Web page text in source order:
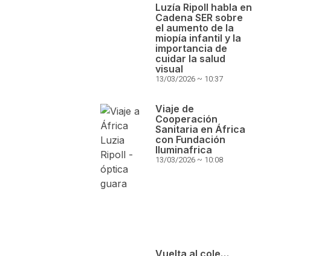
Luzía Ripoll habla en
Cadena SER sobre
el aumento de la
miopía infantil y la
importancia de
cuidar la salud
visual
13/03/2026 10:37
Viaje de
Cooperación
Sanitaria en África
con Fundación
Iluminafrica
13/03/2026 10:08
Vuelta al cole…